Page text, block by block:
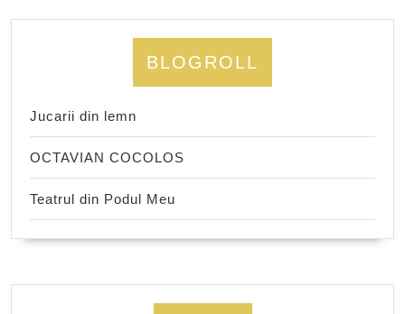
BLOGROLL
Jucarii din lemn
OCTAVIAN COCOLOS
Teatrul din Podul Meu